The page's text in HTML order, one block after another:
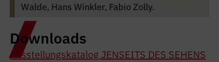
Walde, Hans Winkler, Fabio Zolly.
Downloads
Ausstellungskatalog JENSEITS DES SEHENS